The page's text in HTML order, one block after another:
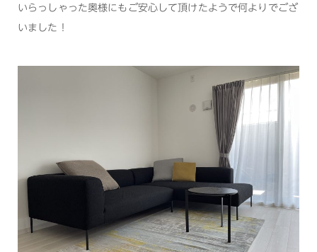
いらっしゃった奥様にもご安心して頂けたようで何よりでござ
いました！